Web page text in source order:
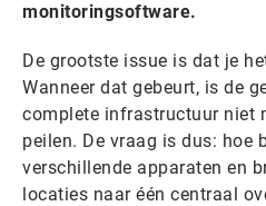
monitoringsoftware.
De grootste issue is dat je
Wanneer dat gebeurt, is de
complete infrastructuur niet
peilen. De vraag is dus: hoe
verschillende apparaten en
locaties naar één centraal